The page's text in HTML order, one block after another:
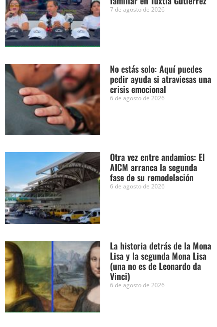
7 de agosto de 2026
No estás solo: Aquí puedes
pedir ayuda si atraviesas una
crisis emocional
6 de agosto de 2026
Otra vez entre andamios: El
AICM arranca la segunda
fase de su remodelación
6 de agosto de 2026
La historia detrás de la Mona
Lisa y la segunda Mona Lisa
(una no es de Leonardo da
Vinci)
6 de agosto de 2026